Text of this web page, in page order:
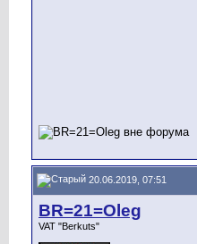
20.06.2019, 07:51
BR=21=Oleg
VAT "Berkuts"